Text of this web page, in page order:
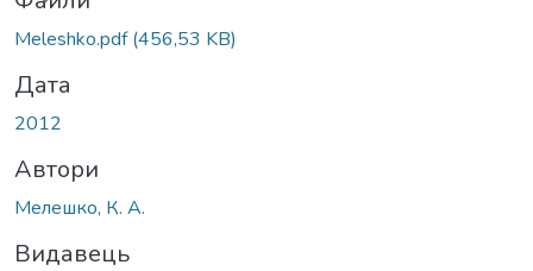
Meleshko.pdf(456,53 KB)
Дата
2012
Автори
Мелешко, К. А.
Видавець